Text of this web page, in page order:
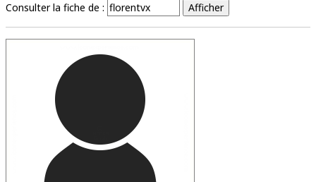
Consulter la fiche de :